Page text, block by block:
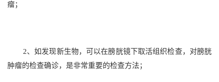
瘤；
2、如发现新生物，可以在膀胱镜下取活组织检查，对膀胱
肿瘤的检查确诊，是非常重要的检查方法；